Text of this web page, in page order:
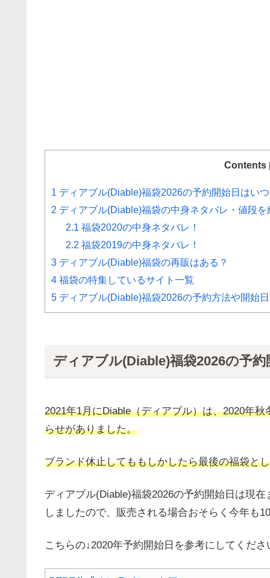
Contents
1 ディアブル(Diable)福袋2026の予約開始日はい
2 ディアブル(Diable)福袋の中身ネタバレ・値段
2.1 福袋2020の中身ネタバレ！
2.2 福袋2019の中身ネタバレ！
3 ディアブル(Diable)福袋の再販はある？
4 福袋の特集しているサイト一覧
5 ディアブル(Diable)福袋2026の予約方法や開始
ディアブル(Diable)福袋2026の予
2021年1月にDiable（ディアブル）は、2020年
らせがありました。
ブランド休止してももしかしたら最後の福袋と
ディアブル(Diable)福袋2026の予約開始日は現
しましたので、販売される場合おそらく今年も
こちらの↓2020年予約開始日を参考にしてくださ